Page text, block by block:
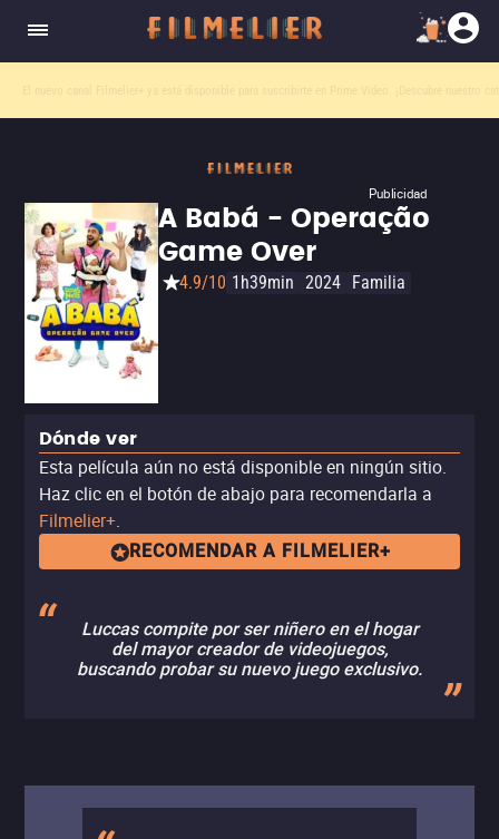
Publicidad
A Babá - Operação
Game Over
4.9/10 1h39min 2024 Familia
Dónde ver
Esta película aún no está disponible en ningún sitio.
Haz clic en el botón de abajo para recomendarla a
Filmelier+.
RECOMENDAR A FILMELIER+
Luccas compite por ser niñero en el hogar
del mayor creador de videojuegos,
buscando probar su nuevo juego exclusivo.